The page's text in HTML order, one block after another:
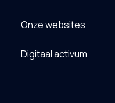
Onze websites
Digitaal activum